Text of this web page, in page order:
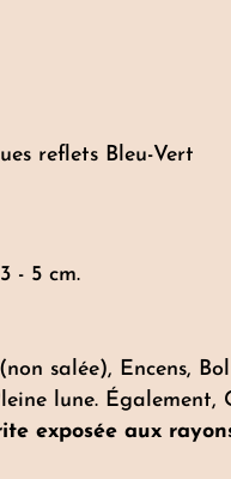
reflets Bleu-Vert
- 5 cm.
salée), Encens,
lune.
exposée aux